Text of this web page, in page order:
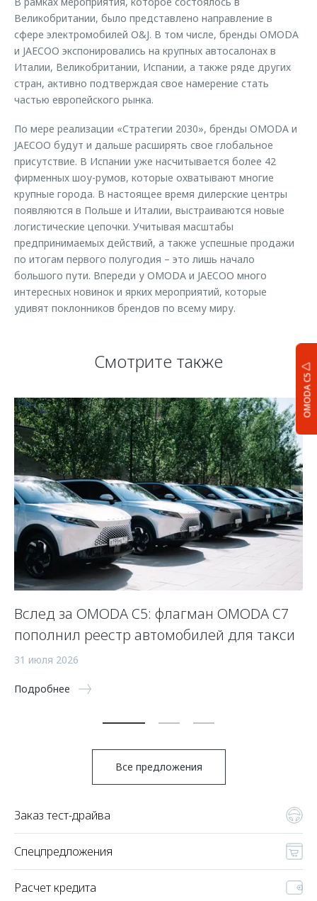
OMODA C5
Великобритании, было представлено направление в
сфере электромобилей O&J. В том числе, бренды OMODA
и JAECOO экспонировались на крупных автосалонах в
Италии, Великобритании, Испании, а также ряде других
стран, активно подтверждая свое намерение стать
частью европейского рынка.
По мере реализации «Стратегии 2030», бренды OMODA и
JAECOO будут и дальше расширять свое глобальное
присутствие. В Испании уже насчитывается более 42
фирменных шоу-румов, которые охватывают многие
крупные города. В настоящее время дилерские центры
появляются в Польше и Италии, выстраиваются новые
логистические цепочки. Учитывая масштабы
предпринимаемых действий, а также успешные продажи
по итогам первого полугодия – это лишь начало
большого пути. Впереди у OMODA и JAECOO много
интересных новинок и ярких мероприятий, которые
удивят поклонников брендов по всему миру.
Смотрите также
Вслед за OMODA C5: флагман OMODA C7
пополнил реестр автомобилей для такси
31 июля 2026
Подробнее
Все предложения
Заказ тест-драйва
Спецпредложения
Расчет кредита